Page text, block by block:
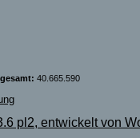
40.665.590